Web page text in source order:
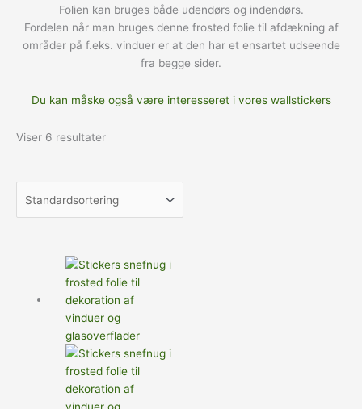
Folien kan bruges både udendørs og indendørs.
Fordelen når man bruges denne frosted folie til afdækning af
områder på f.eks. vinduer er at den har et ensartet udseende
fra begge sider.
Du kan måske også være interesseret i vores wallstickers
Viser 6 resultater